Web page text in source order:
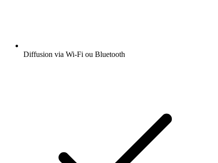
Diffusion via Wi-Fi ou Bluetooth